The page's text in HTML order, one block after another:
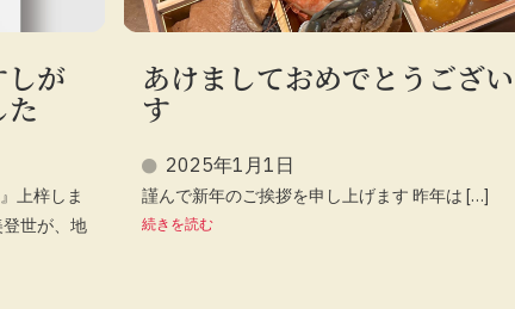
しが
上梓しま
世が、地
あけましておめでとうござ
す
2025年1月1日
謹んで新年のご挨拶を申し上げます 昨年は […]
続きを読む